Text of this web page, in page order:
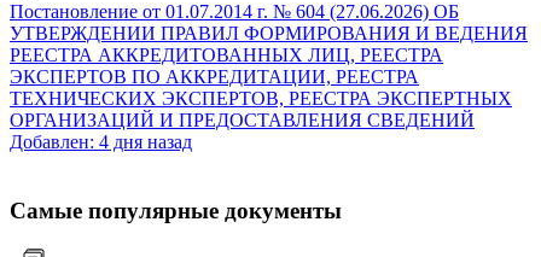
Постановление от 01.07.2014 г. № 604 (27.06.2026) ОБ
УТВЕРЖДЕНИИ ПРАВИЛ ФОРМИРОВАНИЯ И ВЕДЕНИЯ
РЕЕСТРА АККРЕДИТОВАННЫХ ЛИЦ, РЕЕСТРА
ЭКСПЕРТОВ ПО АККРЕДИТАЦИИ, РЕЕСТРА
ТЕХНИЧЕСКИХ ЭКСПЕРТОВ, РЕЕСТРА ЭКСПЕРТНЫХ
ОРГАНИЗАЦИЙ И ПРЕДОСТАВЛЕНИЯ СВЕДЕНИЙ
Добавлен: 4 дня назад
Самые популярные документы